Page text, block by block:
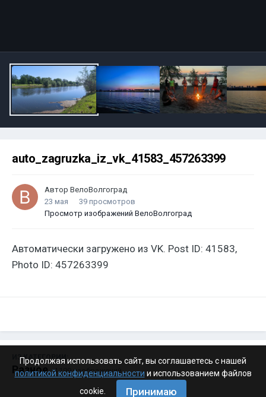
auto_zagruzka_iz_vk_41583_457263399
Автор ВелоВолгоград
23 мая
39 просмотров
Просмотр изображений ВелоВолгоград
Автоматически загружено из VK. Post ID: 41583,
Photo ID: 457263399
ИЗ КАТЕГОРИИ:
Разное · 4 199 изображений
Продолжая использовать сайт, вы соглашаетесь с нашей
политикой конфиденциальности и использованием файлов
cookie.
Принимаю